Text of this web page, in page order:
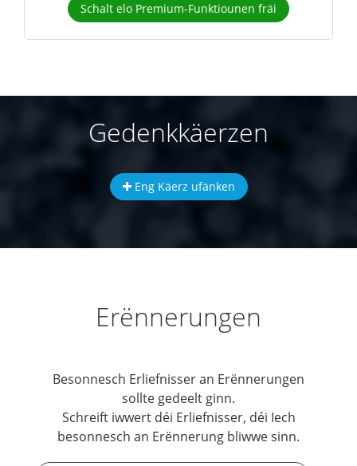
Schalt elo Premium-Funktiounen fräi
Gedenkkäerzen
Eng Käerz ufänken
Erënnerungen
Besonnesch Erliefnisser an Erënnerungen
sollte gedeelt ginn.
Schreift iwwert déi Erliefnisser, déi Iech
besonnesch an Erënnerung bliwwe sinn.